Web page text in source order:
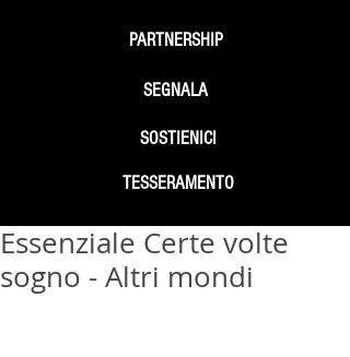
SEGNALA
SOSTIENICI
PARTNERSHIP
TESSERAMENTO
Essenziale Certe volte
sogno - Altri mondi